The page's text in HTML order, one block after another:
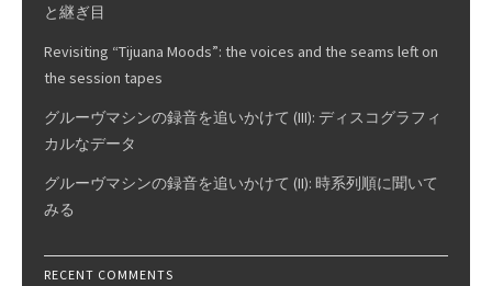
と継ぎ目
Revisiting “Tijuana Moods”: the voices and the seams left on
the session tapes
グルーヴマシンの録音を追いかけて (III): ディスコグラフィ
カルなデータ
グルーヴマシンの録音を追いかけて (II): 時系列順に聞いて
みる
RECENT COMMENTS